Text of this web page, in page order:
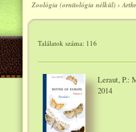
Zoológia (ornitológia nélkül) ›
Találatok száma: 116
Leraut, P.:
2014